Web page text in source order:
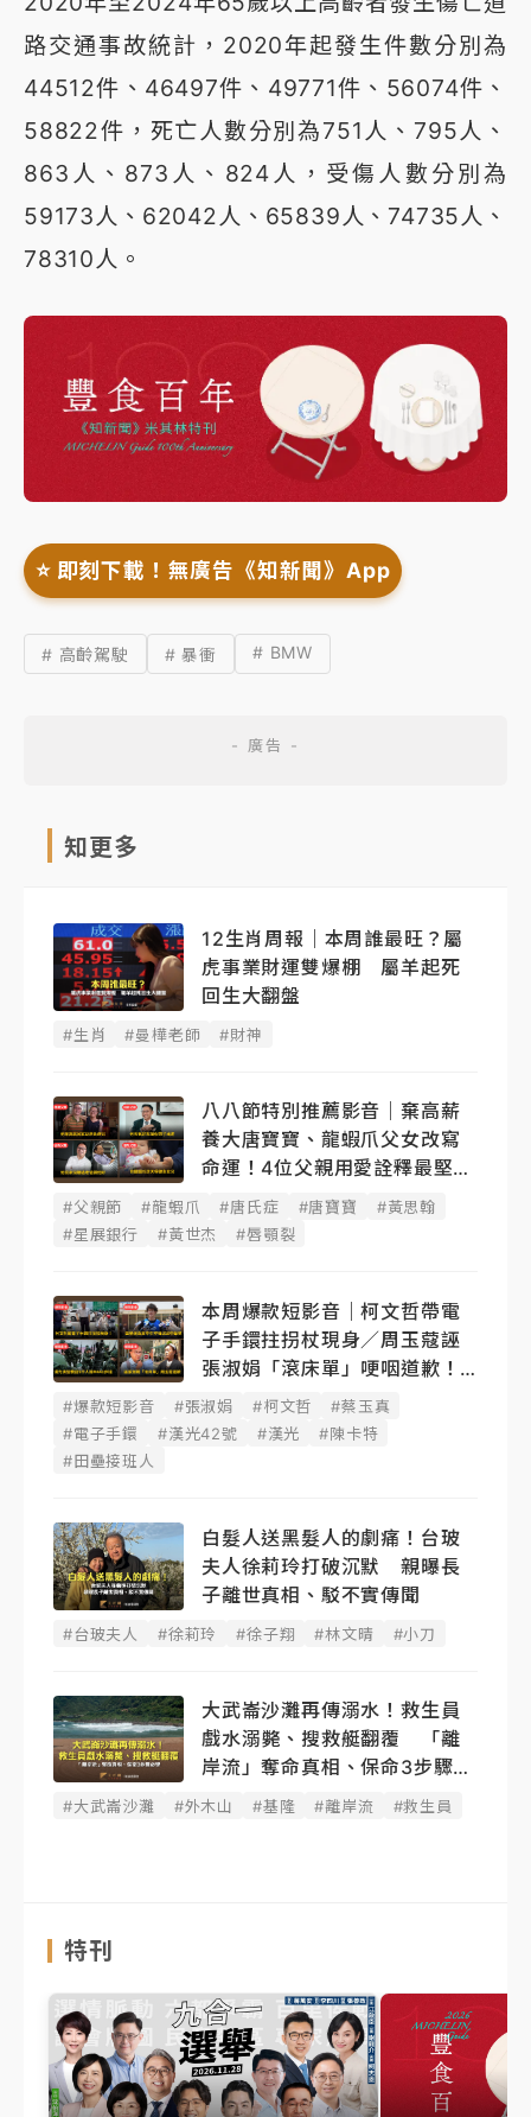
路交通事故統計，2020年起發生件數分別為
44512件、46497件、49771件、56074件、
58822件，死亡人數分別為751人、795人、
863人、873人、824人，受傷人數分別為
59173人、62042人、65839人、74735人、
78310人。
⭐️ 即刻下載！無廣告《知新聞》App
# 高齡駕駛 # 暴衝 # BMW
知更多
12生肖周報｜本周誰最旺？屬
虎事業財運雙爆棚 屬羊起死
回生大翻盤
#生肖 #曼樺老師 #財神
八八節特別推薦影音｜棄高薪
養大唐寶寶、龍蝦爪父女改寫
命運！4位父親用愛詮釋最堅韌
後盾
#父親節 #龍蝦爪 #唐氏症 #唐寶寶
#黃思翰
#星展銀行
#黃世杰 #唇顎裂
本周爆款短影音｜柯文哲帶電
子手鐶拄拐杖現身／周玉蔻誣
張淑娟「滾床單」哽咽道歉！
蔡玉真開撕爆料
#爆款短影音 #張淑娟 #柯文哲
#蔡玉真
#電子手鐶
#漢光42號 #漢光
#陳卡特
#田壘接班人
白髮人送黑髮人的劇痛！台玻
夫人徐莉玲打破沉默 親曝長
子離世真相、駁不實傳聞
#台玻夫人 #徐莉玲 #徐子翔 #林文晴 #小刀
大武崙沙灘再傳溺水！救生員
戲水溺斃、搜救艇翻覆 「離
岸流」奪命真相、保命3步驟必
學
#大武崙沙灘 #外木山 #基隆 #離岸流 #救生員
特刊